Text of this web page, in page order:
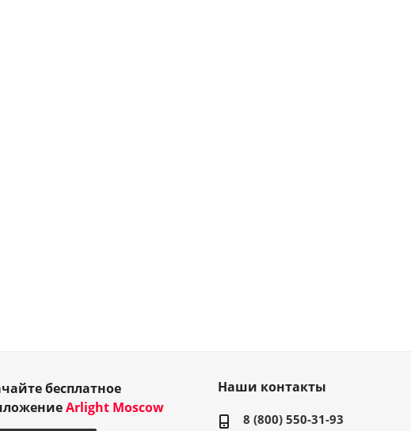
бесплатное
Arlight Moscow
Наши контакты
8 (800) 550-31-93